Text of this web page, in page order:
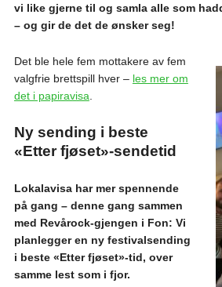
vi like gjerne til og samla alle som
– og gir de det de ønsker seg!
Det ble hele fem mottakere av fem
valgfrie brettspill hver – les mer om
det i papiravisa
Ny sending i beste
«Etter fjøset»-sendetid
Lokalavisa har mer spennende
på gang – denne gang sammen
med Revårock-gjengen i Fon: Vi
planlegger en ny festivalsending
i beste «Etter fjøset»-tid, over
samme lest som i fjor.